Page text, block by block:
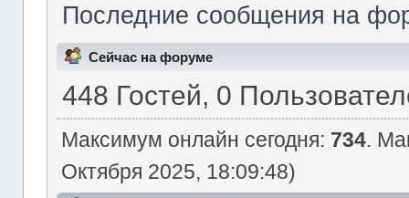
Последние сообщения на
Сейчас на форуме
448 Гостей, 0
Максимум онлайн сегодня: 734.
Октября 2025, 18:09:48)